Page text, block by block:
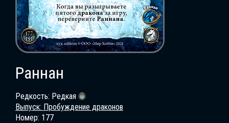
Раннан
Редкость: Редкая
Выпуск: Пробуждение драконов
Номер: 177